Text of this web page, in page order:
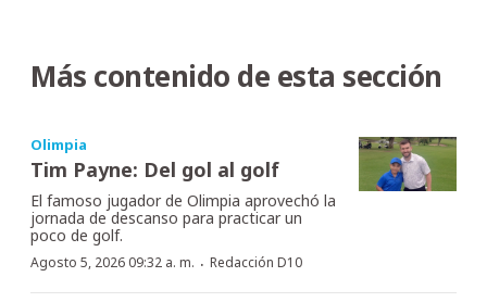
Más contenido de esta sección
Olimpia
Tim Payne: Del gol al golf
El famoso jugador de Olimpia aprovechó la
jornada de descanso para practicar un
poco de golf.
Agosto 5, 2026 09:32 a. m. · Redacción D10